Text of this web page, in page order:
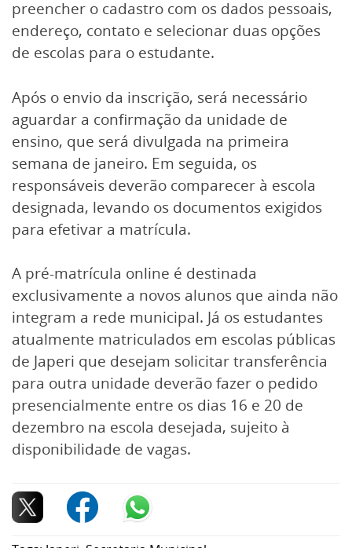
preencher o cadastro com os dados pessoais,
endereço, contato e selecionar duas opções
de escolas para o estudante.
Após o envio da inscrição, será necessário
aguardar a confirmação da unidade de
ensino, que será divulgada na primeira
semana de janeiro. Em seguida, os
responsáveis deverão comparecer à escola
designada, levando os documentos exigidos
para efetivar a matrícula.
A pré-matrícula online é destinada
exclusivamente a novos alunos que ainda não
integram a rede municipal. Já os estudantes
atualmente matriculados em escolas públicas
de Japeri que desejam solicitar transferência
para outra unidade deverão fazer o pedido
presencialmente entre os dias 16 e 20 de
dezembro na escola desejada, sujeito à
disponibilidade de vagas.